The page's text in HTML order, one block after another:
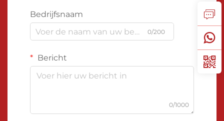
Bedrijfsnaam
0/200
Bericht
0/1000